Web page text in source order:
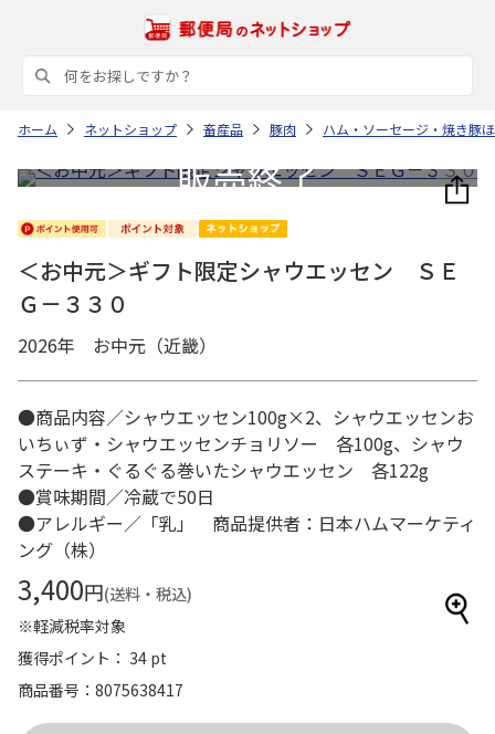
ホーム ネットショップ 畜産品 豚肉 ハム・ソーセージ・焼き豚
＜お中元＞ギフト限定シャウエッセン ＳＥ
Ｇ－３３０
2026年 お中元（近畿）
●商品内容／シャウエッセン100g×2、シャウエッセンお
いちぃず・シャウエッセンチョリソー 各100g、シャウ
ステーキ・ぐるぐる巻いたシャウエッセン 各122g
●賞味期間／冷蔵で50日
●アレルギー／「乳」 商品提供者：日本ハムマーケティ
ング（株）
3,400円(送料・税込)
※軽減税率対象
獲得ポイント： 34 pt
商品番号
8075638417